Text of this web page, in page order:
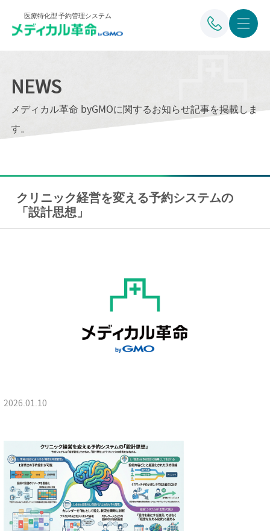
医療特化型 予約管理システム
NEWS
メディカル革命 byGMOに関するお知らせ記事を掲載しま
す。
クリニック経営を変える予約システムの
「設計思想」
2026.01.10